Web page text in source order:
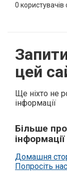
0
цей
Ще ніхто не
інформації
Більше
інформації
Домашня
Попросіть